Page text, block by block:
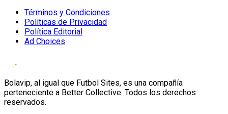
Términos y Condiciones
Políticas de Privacidad
Política Editorial
Ad Choices
Bolavip, al igual que Futbol Sites, es una compañía
perteneciente a Better Collective. Todos los derechos
reservados.